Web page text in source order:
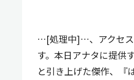
…[処理中]…、アクセス
す。本日アナタに提供
と引き上げた傑作、『